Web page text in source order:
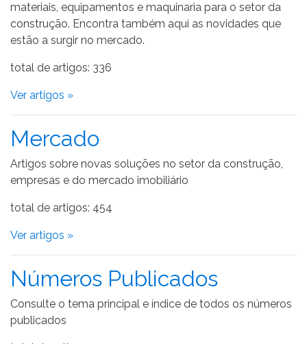
materiais, equipamentos e maquinaria para o setor da
construção. Encontra também aqui as novidades que
estão a surgir no mercado.
total de artigos: 336
Ver artigos »
Mercado
Artigos sobre novas soluções no setor da construção,
empresas e do mercado imobiliário
total de artigos: 454
Ver artigos »
Números Publicados
Consulte o tema principal e índice de todos os números
publicados